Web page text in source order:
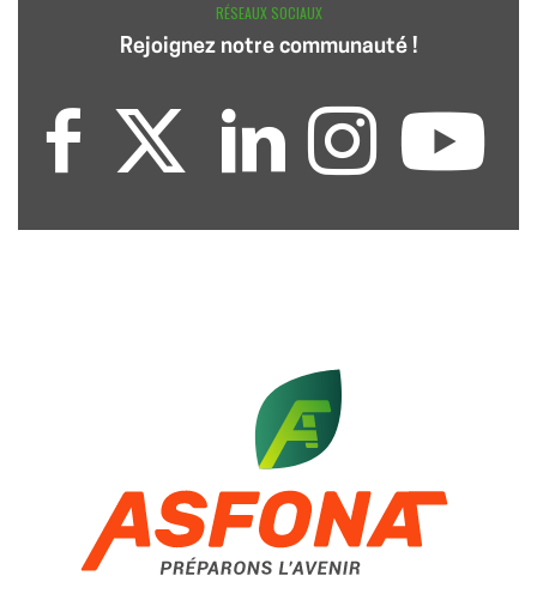
RÉSEAUX SOCIAUX
Rejoignez notre communauté !